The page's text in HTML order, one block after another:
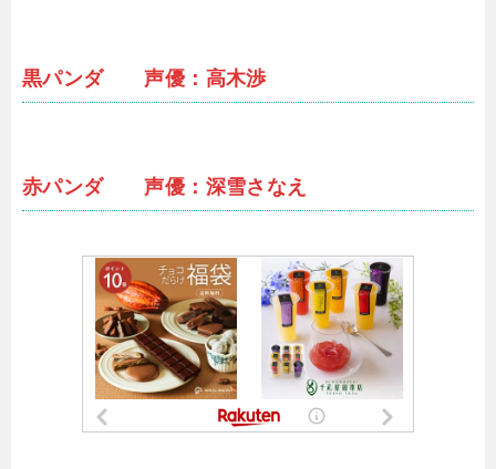
黒パンダ 声優：高木渉
赤パンダ 声優：深雪さなえ